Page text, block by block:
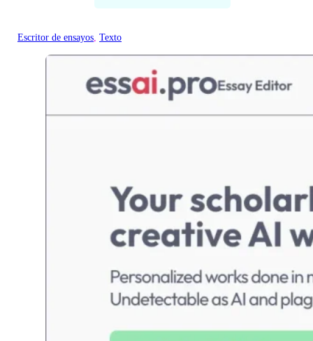
Escritor de ensayos, Texto